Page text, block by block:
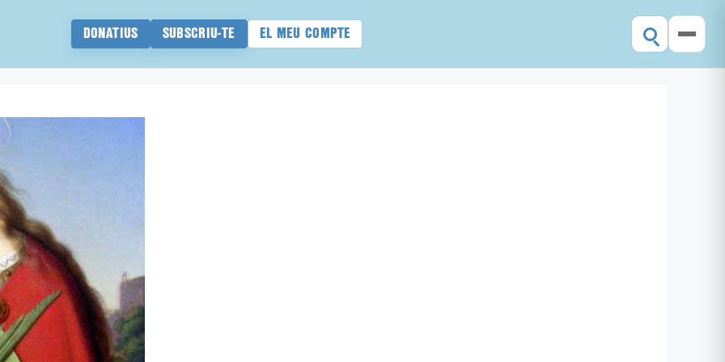
DONATIUS SUBSCRIU-TE EL MEU COMPTE